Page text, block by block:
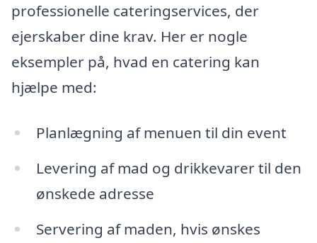
professionelle cateringservices, der
ejerskaber dine krav. Her er nogle
eksempler på, hvad en catering kan
hjælpe med:
Planlægning af menuen til din event
Levering af mad og drikkevarer til den
ønskede adresse
Servering af maden, hvis ønskes